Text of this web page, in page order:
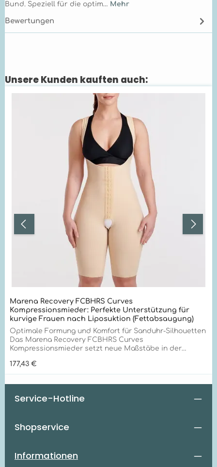
Bund. Speziell für die optim… Mehr
Bewertungen
Produktgalerie überspringen
Unsere Kunden kauften auch:
Marena Recovery FCBHRS Curves
Kompressionsmieder: Perfekte Unterstützung für
kurvige Frauen nach Liposuktion (Fettabsaugung)
Optimale Formung und Komfort für Sanduhr-Silhouetten
Das Marena Recovery FCBHRS Curves
Kompressionsmieder setzt neue Maßstäbe in der
Sanduhr-Silhouetten. Mit seiner innovativen TriFlex-
Technologie und außergewöhnlichen
Qualitätsmerkmalen bietet es unübertroffene
Einzigartige Vorteile für optimale Formung Das FCBHRS
Maßgeschneiderte Passform: Folgt den natürlichen
definierte Silhouette. Gezielte Kompression: Einlagige
Kompression an Hüften und Oberschenkeln verhindert
Regulärer Preis:
177,43 €
Service-Hotline
Shopservice
Informationen